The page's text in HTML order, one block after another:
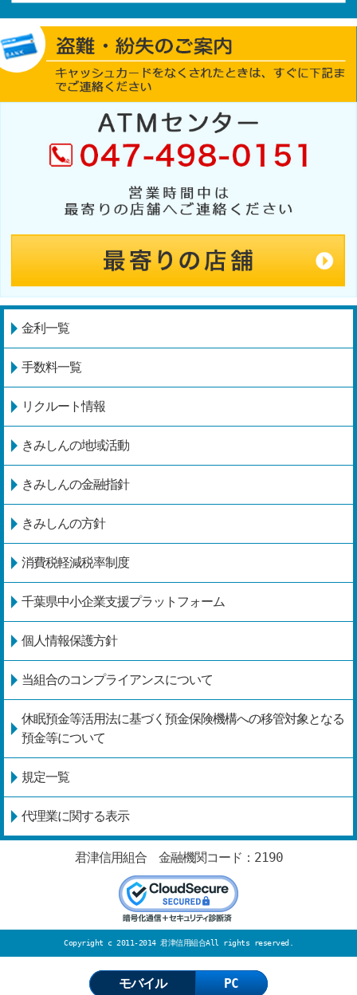
金利一覧
手数料一覧
リクルート情報
きみしんの地域活動
きみしんの金融指針
きみしんの方針
消費税軽減税率制度
千葉県中小企業支援プラットフォーム
個人情報保護方針
当組合のコンプライアンスについて
休眠預金等活用法に基づく預金保険機構への移管対象となる
預金等について
規定一覧
代理業に関する表示
君津信用組合 金融機関コード：2190
Copyright c 2011-2014 君津信用組合All rights reserved.
モバイル PC